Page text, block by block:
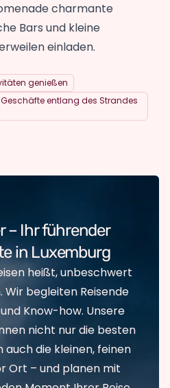
charmante
Bars und kleine
einladen.
genießen
entlang des Strandes
– Ihr führender
in Luxemburg
heißt, unbeschwert
Wir begleiten Reisende
Know-how. Unsere
nicht nur die besten
auch die kleinen, feinen
Ort – und planen mit